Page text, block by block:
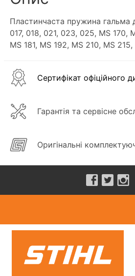
Пластинчаста пружина гальма
017, 018, 021, 023, 025, MS 170,
MS 181, MS 192, MS 210, MS
Сертифікат офіційного
Гарантія та сервісне
Оригінальні